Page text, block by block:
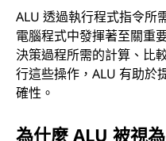
ALU 透過執行程式指令所
電腦程式中發揮著至關重
決策過程所需的計算、比
行這些操作，ALU 有助於
確性。
為什麼 ALU 被視